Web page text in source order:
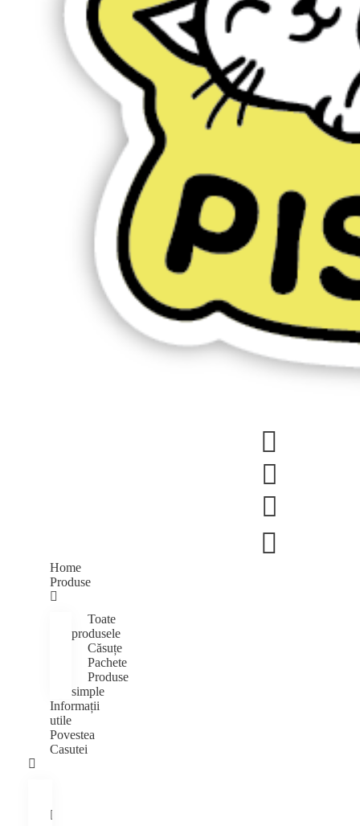
Home
Produse
Toate
produsele
Căsuțe
Pachete
Produse
simple
Informații
utile
Povestea
Casutei